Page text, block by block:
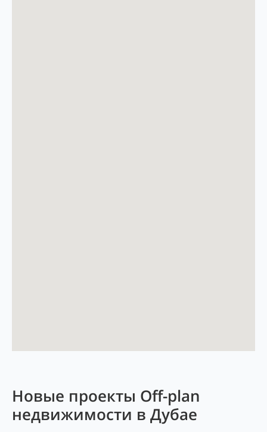
Новые проекты Off-plan
недвижимости в Дубае